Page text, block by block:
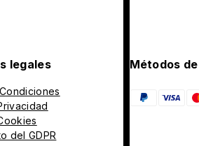
legales
del GDPR
Métodos